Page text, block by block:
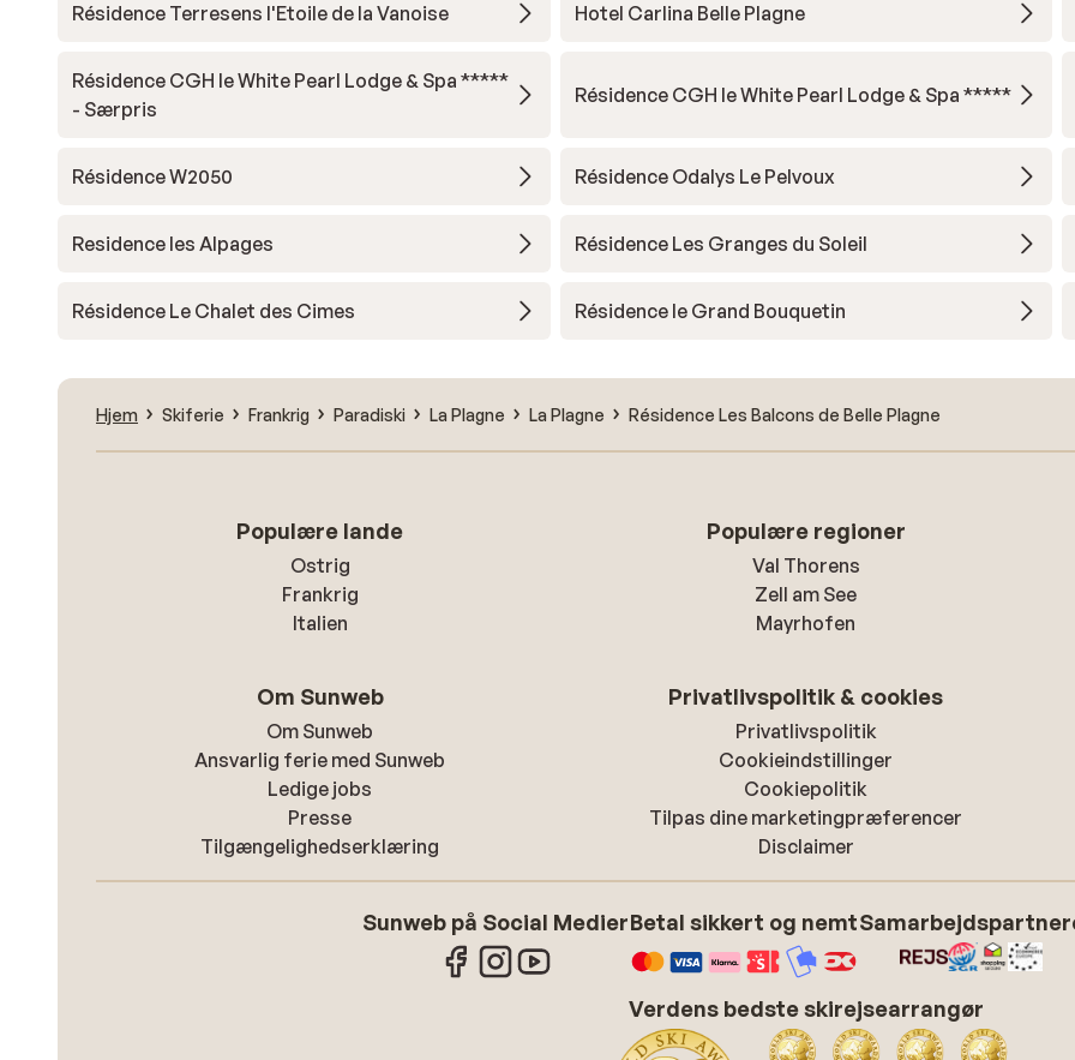
Résidence Terresens l'Etoile de la Vanoise Hotel Carlina Belle Plagne
Résidence CGH le White Pearl Lodge & Spa *****
- Særpris
Résidence CGH le White Pearl Lodge & Spa *****
Résidence W2050 Résidence Odalys Le Pelvoux
Residence les Alpages Résidence Les Granges du Soleil
Résidence Le Chalet des Cimes Résidence le Grand Bouquetin
Hjem Skiferie Frankrig Paradiski La Plagne La Plagne Résidence Les Balcons de Belle Plagne
Populære lande
Ostrig
Frankrig
Italien
Populære regioner
Val Thorens
Zell am See
Mayrhofen
Om Sunweb
Om Sunweb
Ansvarlig ferie med Sunweb
Ledige jobs
Presse
Tilgængelighedserklæring
Privatlivspolitik & cookies
Privatlivspolitik
Cookieindstillinger
Cookiepolitik
Tilpas dine marketingpræferencer
Disclaimer
Sunweb på Social MedierBetal sikkert og nemt
Verdens bedste skirejsearrangør